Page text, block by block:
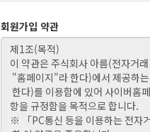
회원가입 약관